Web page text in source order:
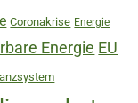
Coronakrise Energie
Energie EU